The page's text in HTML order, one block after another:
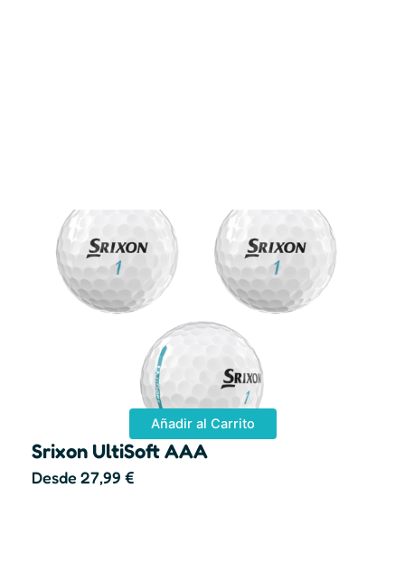
Añadir al Carrito
Srixon UltiSoft AAA
Desde27,99 €